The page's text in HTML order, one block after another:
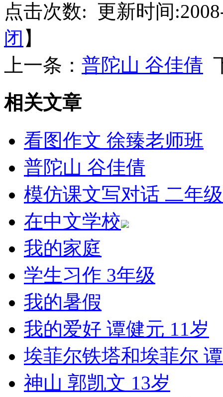
点击次数: 更新时间
闭 】
上一条： 普陀山 谷佳倩
相关文章
看图作文 徐臻老师班
普陀山 谷佳倩
模仿课文写对话 二年级
在中文学校
我的家庭
学生习作 3年级
我的暑假
我的爱好 谭健元 11岁
埃菲尔铁塔和埃菲尔
神山 郭凯文 13岁